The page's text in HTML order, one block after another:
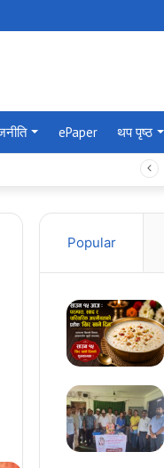
ePaper थप पृष्ठ
Popular